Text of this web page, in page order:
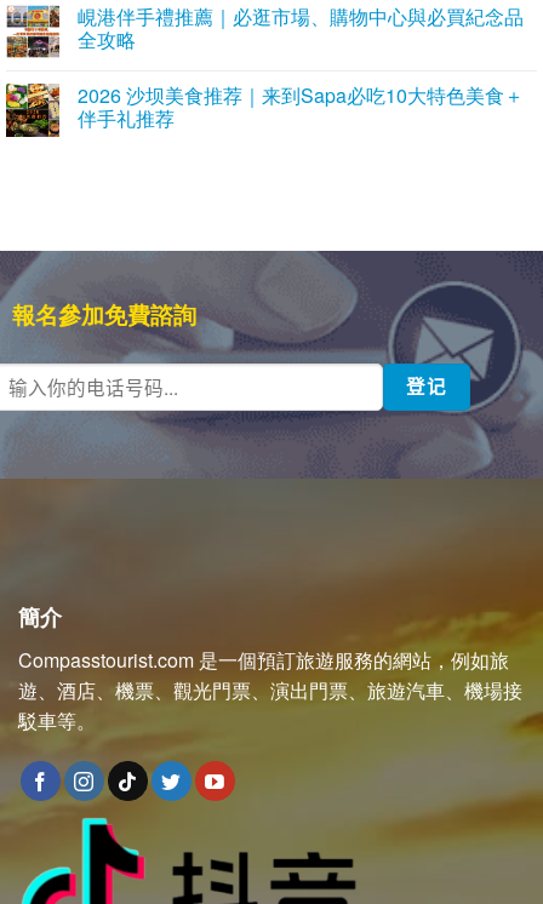
峴港伴手禮推薦｜必逛市場、購物中心與必買紀念品
全攻略
2026 沙坝美食推荐｜来到Sapa必吃10大特色美食＋
伴手礼推荐
報名參加免費諮詢
簡介
Compasstourist.com 是一個預訂旅遊服務的網站，例如旅
遊、酒店、機票、觀光門票、演出門票、旅遊汽車、機場接
駁車等。